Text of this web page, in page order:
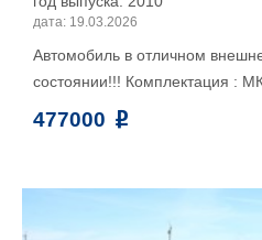
дата: 19.03.2026
Автомобиль в отличном
состоянии!!! Комплектация :
477000